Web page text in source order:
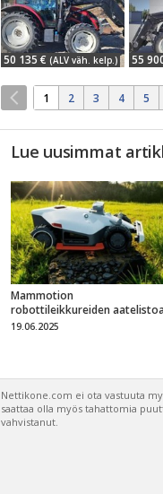
50 135 € (ALV väh. kelp.) 55
1 2 3 4 5
Lue uusimmat
Mammotion
robottileikkureiden aatelistoa
19.06.2025
Nettikone.com ei ota vastuuta
saattaa olla myös tahattomia
vahvistanut.